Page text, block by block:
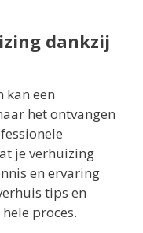
dankzij
kan een
het ontvangen
je verhuizing
en ervaring
tips en
proces.